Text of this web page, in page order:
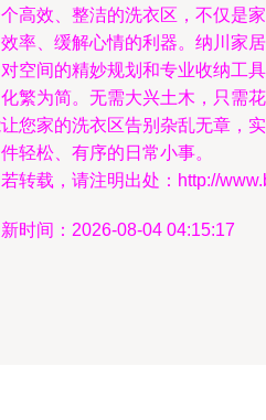
高效、整洁的洗衣区，不仅是
率、缓解心情的利器。纳川家
空间的精妙规划和专业收纳工
繁为简。无需大兴土木，只需
您家的洗衣区告别杂乱无章，
轻松、有序的日常小事。
转载，请注明出处：http://
时间：2026-08-04 04:15:17